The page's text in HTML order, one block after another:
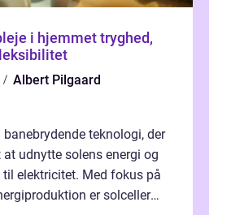
hjemmet tryghed,
Albert Pilgaard
banebrydende teknologi, der
udnytte solens energi og
elektricitet. Med fokus på
er solceller